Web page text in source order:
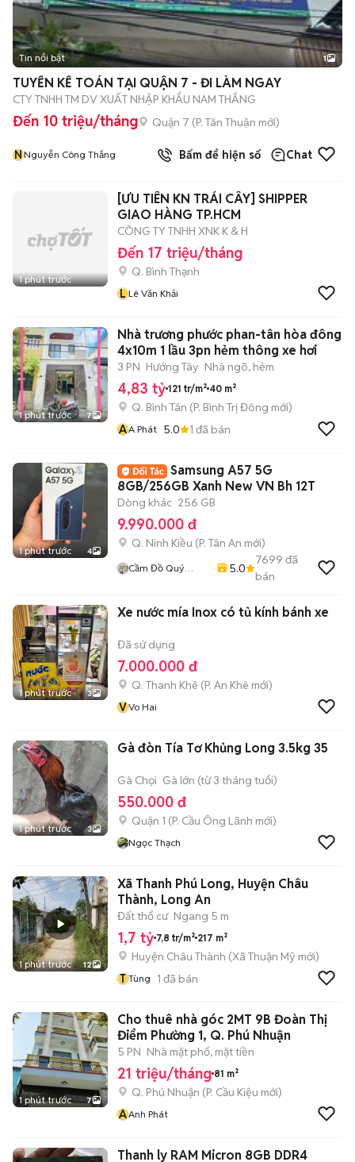
Tin nổi bật 1
TUYỂN KẾ TOÁN TẠI QUẬN 7 - ĐI LÀM NGAY
CTY TNHH TM DV XUẤT NHẬP KHẨU NAM THẮNG
Đến 10 triệu/tháng Quận 7 (P. Tân Thuận mới)
NNguyễn Công Thắng Bấm để hiện số Chat
1 phút trước
[ƯU TIÊN KN TRÁI CÂY] SHIPPER
GIAO HÀNG TP.HCM
CÔNG TY TNHH XNK K & H
Đến 17 triệu/tháng
Q. Bình Thạnh
L Lê Văn Khải
1 phút trước 7
Nhà trương phước phan-tân hòa đông
4x10m 1 lầu 3pn hẻm thông xe hơi
3 PN Hướng Tây Nhà ngõ, hẻm
4,83 tỷ 121 tr/m² 40 m²
Q. Bình Tân (P. Bình Trị Đông mới)
AA Phát 5.0 1 đã bán
1 phút trước 4
Samsung A57 5G
8GB/256GB Xanh New VN Bh 12T
Dòng khác 256 GB
9.990.000 đ
Q. Ninh Kiều (P. Tân An mới)
Cầm Đồ Quý
5.0
7699 đã
bán
1 phút trước 3
Xe nước mía Inox có tủ kính bánh xe
Đã sử dụng
7.000.000 đ
Q. Thanh Khê (P. An Khê mới)
VVo Hai
1 phút trước 3
Gà đòn Tía Tơ Khủng Long 3.5kg 35
Gà Chọi Gà lớn (từ 3 tháng tuổi)
550.000 đ
Quận 1 (P. Cầu Ông Lãnh mới)
Ngọc Thạch
1 phút trước 12
Xã Thanh Phú Long, Huyện Châu
Thành, Long An
Đất thổ cư Ngang 5 m
1,7 tỷ 7,8 tr/m² 217 m²
Huyện Châu Thành (Xã Thuận Mỹ mới)
T Tùng 1 đã bán
1 phút trước 7
Cho thuê nhà góc 2MT 9B Đoàn Thị
Điểm Phường 1, Q. Phú Nhuận
5 PN Nhà mặt phố, mặt tiền
21 triệu/tháng 81 m²
Q. Phú Nhuận (P. Cầu Kiệu mới)
AAnh Phát
Thanh ly RAM Micron 8GB DDR4